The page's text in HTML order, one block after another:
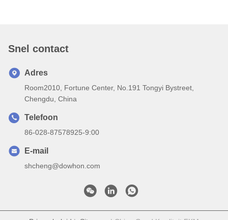
Snel contact
Adres
Room2010, Fortune Center, No.191 Tongyi Bystreet,
Chengdu, China
Telefoon
86-028-87578925-9:00
E-mail
shcheng@dowhon.com